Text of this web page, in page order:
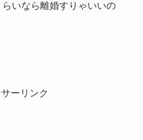
いなら離婚すりゃいいの
ーリンク